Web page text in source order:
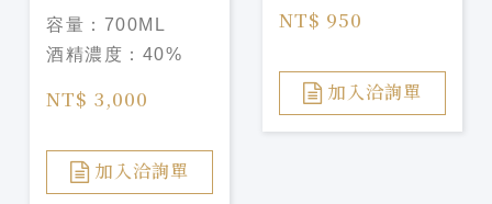
桶蘭姆酒Ron
Abuelo XV
Napoleon Cognac
Cask Finish
容量： 700ML
酒精濃度： 40%
NT$ 3,000
加入洽詢單
NT$ 950
加入洽詢單